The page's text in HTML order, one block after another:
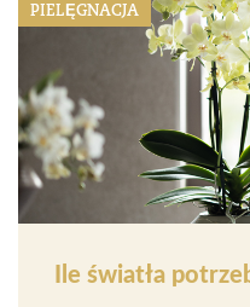
PIELĘGNACJA
Ile światła